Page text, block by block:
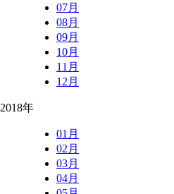
07月
08月
09月
10月
11月
12月
2018年
01月
02月
03月
04月